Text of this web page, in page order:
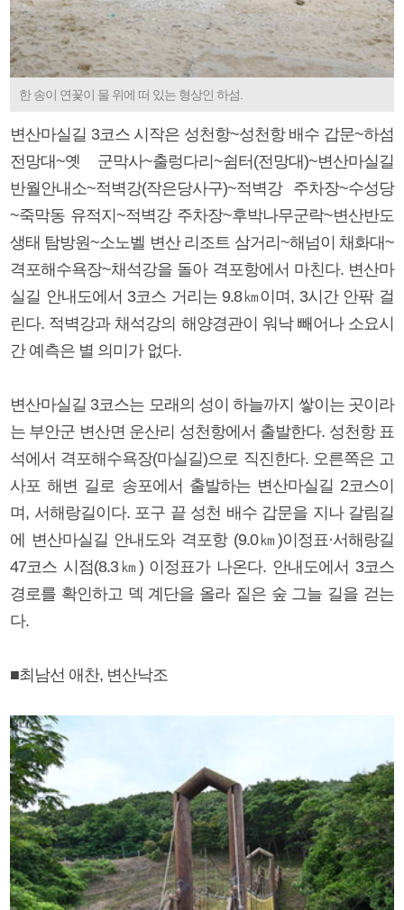
한 송이 연꽃이 물 위에 떠 있는 형상인 하섬.
변산마실길 3코스 시작은 성천항~성천항 배수 갑문~하섬
전망대~옛 군막사~출렁다리~쉼터(전망대)~변산마실길
반월안내소~적벽강(작은당사구)~적벽강 주차장~수성당
~죽막동 유적지~적벽강 주차장~후박나무군락~변산반도
생태 탐방원~소노벨 변산 리조트 삼거리~해넘이 채화대~
격포해수욕장~채석강을 돌아 격포항에서 마친다. 변산마
실길 안내도에서 3코스 거리는 9.8㎞이며, 3시간 안팎 걸
린다. 적벽강과 채석강의 해양경관이 워낙 빼어나 소요시
간 예측은 별 의미가 없다.
변산마실길 3코스는 모래의 성이 하늘까지 쌓이는 곳이라
는 부안군 변산면 운산리 성천항에서 출발한다. 성천항 표
석에서 격포해수욕장(마실길)으로 직진한다. 오른쪽은 고
사포 해변 길로 송포에서 출발하는 변산마실길 2코스이
며, 서해랑길이다. 포구 끝 성천 배수 갑문을 지나 갈림길
에 변산마실길 안내도와 격포항 (9.0㎞)이정표·서해랑길
47코스 시점(8.3㎞) 이정표가 나온다. 안내도에서 3코스
경로를 확인하고 덱 계단을 올라 짙은 숲 그늘 길을 걷는
다.
■최남선 애찬, 변산낙조